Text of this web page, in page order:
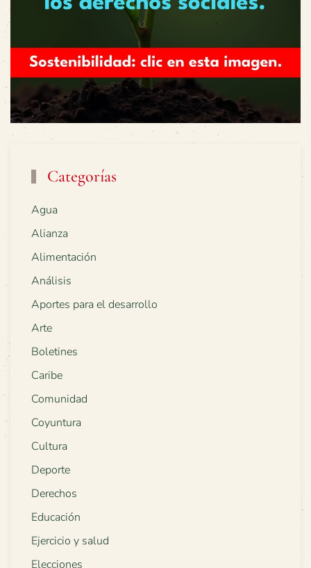
Categorías
Agua
Alianza
Alimentación
Análisis
Aportes para el desarrollo
Arte
Boletines
Caribe
Comunidad
Coyuntura
Cultura
Deporte
Derechos
Educación
Ejercicio y salud
Elecciones